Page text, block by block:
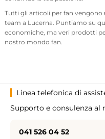
Tutti gli articoli per fan vengono
team a Lucerna. Puntiamo su
economiche, ma veri prodotti
nostro mondo fan.
Linea telefonica di
Supporto e consulenza al
041 526 04 52